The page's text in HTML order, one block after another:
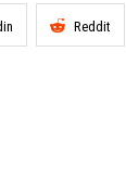
Reddit